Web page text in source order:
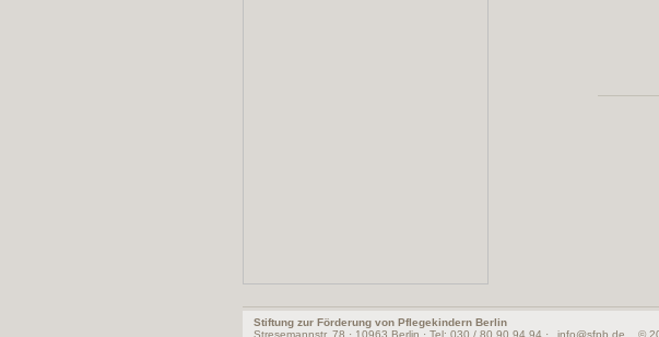
Stiftung zur Förderung von Pflegekindern Berlin
Stresemannstr. 78 · 10963 Berlin · Tel: 030 / 80 90 94 94 ·
info@sfpb.de ©